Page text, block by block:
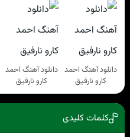
دانلود آهنگ احمد
کارو نارفیق
دانلود آهنگ احمد
کارو نارفیق
کلمات کلیدی